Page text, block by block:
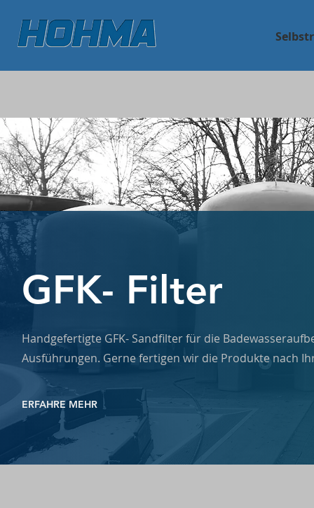
GFK- Filter
Handgefertigte GFK- Sandfilter für die
Ausführungen. Gerne fertigen wir die Produkte nach
ERFAHRE MEHR